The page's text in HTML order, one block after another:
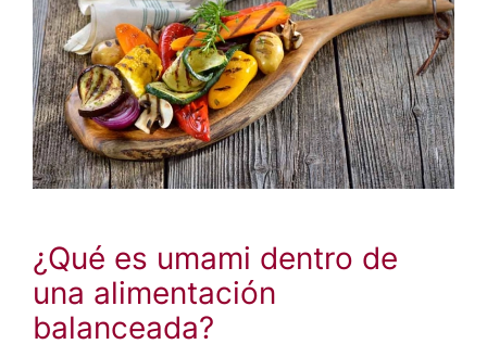
¿Qué es umami dentro de
una alimentación
balanceada?